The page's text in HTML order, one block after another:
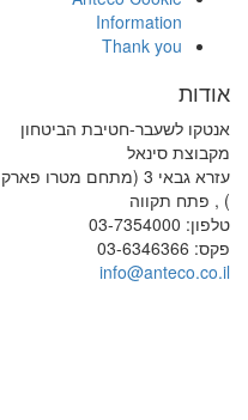
Information
Thank you
אודות
אנטקו לשעבר-חטיבת הביטחון
מקבוצת סינאל
עזרא גבאי 3 (מתחם מטרו פארק
) , פתח תקווה
טלפון: 03-7354000
פקס: 03-6346366
info@anteco.co.il